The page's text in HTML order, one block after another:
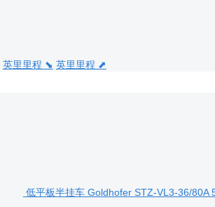
英里里程 ⬊ 英里里程 ⬈
低平板半挂车 Goldhofer STZ-VL3-36/80A